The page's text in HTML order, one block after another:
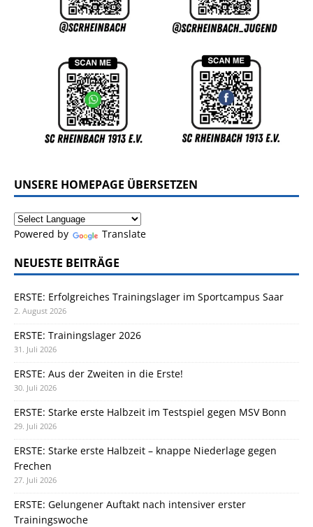
UNSERE HOMEPAGE ÜBERSETZEN
Powered by Translate
NEUESTE BEITRÄGE
ERSTE: Erfolgreiches Trainingslager im Sportcampus Saar
2. August 2026
ERSTE: Trainingslager 2026
31. Juli 2026
ERSTE: Aus der Zweiten in die Erste!
30. Juli 2026
ERSTE: Starke erste Halbzeit im Testspiel gegen MSV Bonn
29. Juli 2026
ERSTE: Starke erste Halbzeit – knappe Niederlage gegen
Frechen
27. Juli 2026
ERSTE: Gelungener Auftakt nach intensiver erster
Trainingswoche